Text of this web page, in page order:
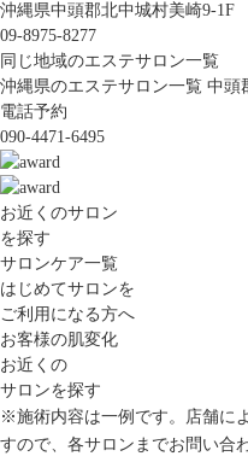
沖縄県中頭郡北中城村美崎9-1F
09-8975-8277
同じ地域のエステサロン一覧
沖縄県のエステサロン一覧 中頭
電話予約
090-4471-6495
お近くのサロン
を探す
サロンケア一覧
はじめてサロンを
ご利用になる方へ
お客様の肌変化
お近くの
サロンを探す
※施術内容は一例です。店舗に
すので、各サロンまでお問い合